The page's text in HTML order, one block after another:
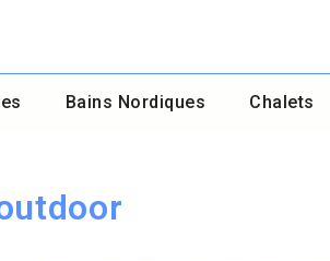
Bains Nordiques Chalets